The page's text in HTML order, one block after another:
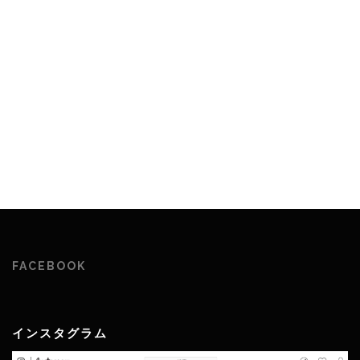
FACEBOOK
インスタグラム